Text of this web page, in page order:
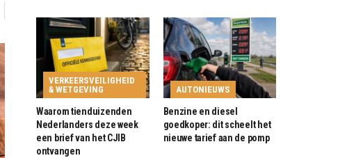
VERKEERSVEILIGHEID
& WETGEVING
Waarom tienduizenden
Nederlanders deze week
een brief van het CJIB
ontvangen
AUTONIEUWS
Benzine en diesel
goedkoper: dit scheelt het
nieuwe tarief aan de pomp